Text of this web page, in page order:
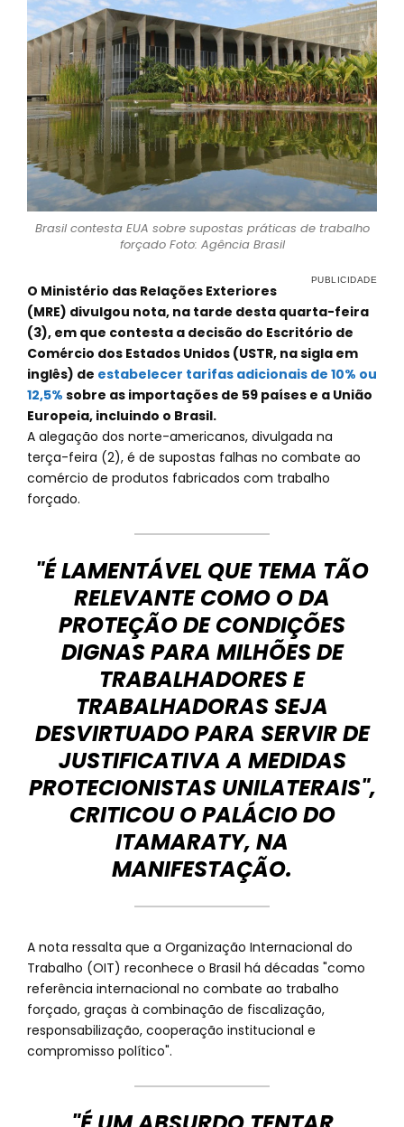
Brasil contesta EUA sobre supostas práticas de trabalho
forçado Foto: Agência Brasil
O Ministério das Relações Exteriores
(MRE) divulgou nota, na tarde desta quarta-feira
(3), em que contesta a decisão do Escritório de
Comércio dos Estados Unidos (USTR, na sigla em
inglês) de estabelecer tarifas adicionais de 10% ou
12,5% sobre as importações de 59 países e a União
Europeia, incluindo o Brasil.
A alegação dos norte-americanos, divulgada na
terça-feira (2), é de supostas falhas no combate ao
comércio de produtos fabricados com trabalho
forçado.
"É LAMENTÁVEL QUE TEMA TÃO
RELEVANTE COMO O DA
PROTEÇÃO DE CONDIÇÕES
DIGNAS PARA MILHÕES DE
TRABALHADORES E
TRABALHADORAS SEJA
DESVIRTUADO PARA SERVIR DE
JUSTIFICATIVA A MEDIDAS
PROTECIONISTAS UNILATERAIS",
CRITICOU O PALÁCIO DO
ITAMARATY, NA
MANIFESTAÇÃO.
A nota ressalta que a Organização Internacional do
Trabalho (OIT) reconhece o Brasil há décadas "como
referência internacional no combate ao trabalho
forçado, graças à combinação de fiscalização,
responsabilização, cooperação institucional e
compromisso político".